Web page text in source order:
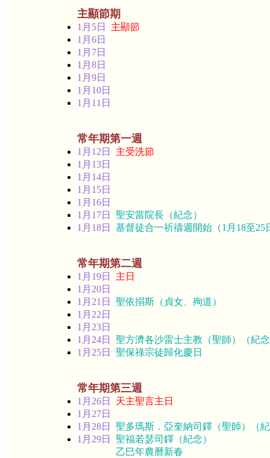
主顯節期
1月5日 主顯節
1月6日
1月7日
1月8日
1月9日
1月10日
1月11日
常年期第一週
1月12日 主受洗節
1月13日
1月14日
1月15日
1月16日
1月17日 聖安當院長（紀念）
1月18日 基督徒合一祈禱週開始（1月18至25
常年期第二週
1月19日 主日
1月20日
1月21日 聖依搦斯（貞女、殉道）
1月22日
1月23日
1月24日 聖方濟各沙雷士主教（聖師）（紀
1月25日 聖保祿宗徒歸化慶日
常年期第三週
1月26日 天主聖言主日
1月27日
1月28日 聖多瑪斯．亞奎納司鐸（聖師）（
1月29日 聖福若瑟司鐸（紀念）
乙巳年農曆新春